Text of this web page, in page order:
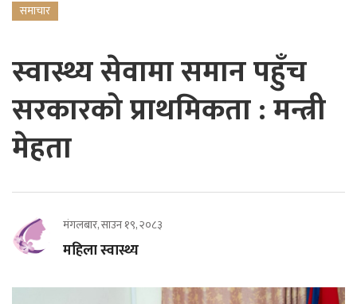
समाचार
स्वास्थ्य सेवामा समान पहुँच
सरकारको प्राथमिकता : मन्त्री
मेहता
मंगलबार, साउन १९, २०८३
महिला स्वास्थ्य